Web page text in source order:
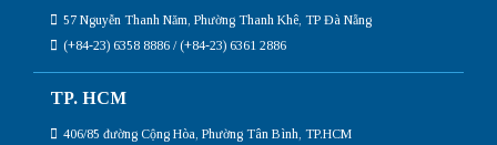
57 Nguyễn Thanh Năm, Phường Thanh Khê, TP Đà Nẵng
(+84-23) 6358 8886 / (+84-23) 6361 2886
TP. HCM
406/85 đường Cộng Hòa, Phường Tân Bình, TP.HCM